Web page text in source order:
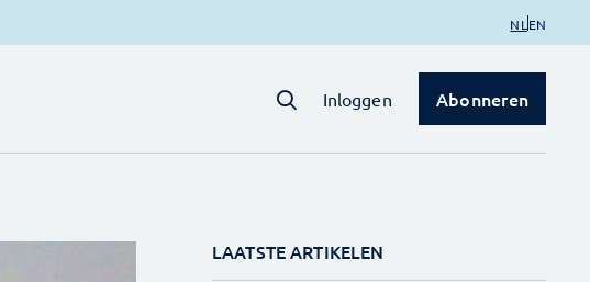
NL EN
Inloggen Abonneren
LAATSTE ARTIKELEN